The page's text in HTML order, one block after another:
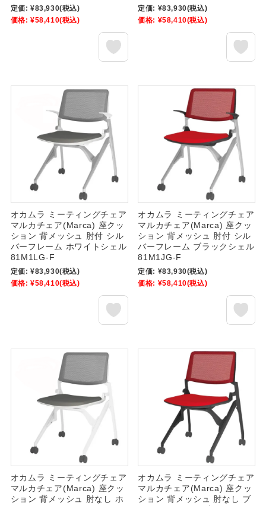
定価: ¥83,930(税込)
価格: ¥58,410(税込)
定価: ¥83,930(税込)
価格: ¥58,410(税込)
オカムラ ミーティングチェア
マルカチェア(Marca) 座クッ
ション 背メッシュ 肘付 シル
バーフレーム ホワイトシェル
81M1LG-F
定価: ¥83,930(税込)
価格: ¥58,410(税込)
オカムラ ミーティングチェア
マルカチェア(Marca) 座クッ
ション 背メッシュ 肘付 シル
バーフレーム ブラックシェル
81M1JG-F
定価: ¥83,930(税込)
価格: ¥58,410(税込)
オカムラ ミーティングチェア
マルカチェア(Marca) 座クッ
ション 背メッシュ 肘なし ホ
オカムラ ミーティングチェア
マルカチェア(Marca) 座クッ
ション 背メッシュ 肘なし ブ